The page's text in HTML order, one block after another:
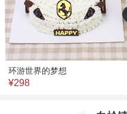
环游世界的梦想
¥298